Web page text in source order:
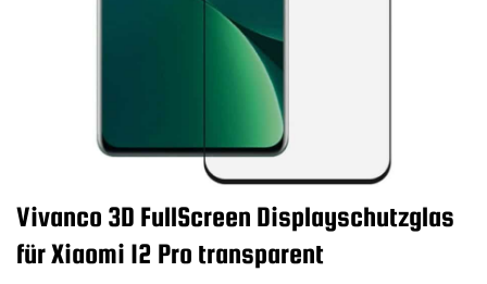
Vivanco 3D FullScreen Displayschutzglas
für Xiaomi 12 Pro transparent